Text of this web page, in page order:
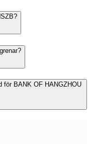
för BANK OF HANGZHOU